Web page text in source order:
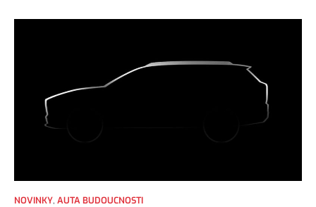
NOVINKY, AUTA BUDOUCNOSTI